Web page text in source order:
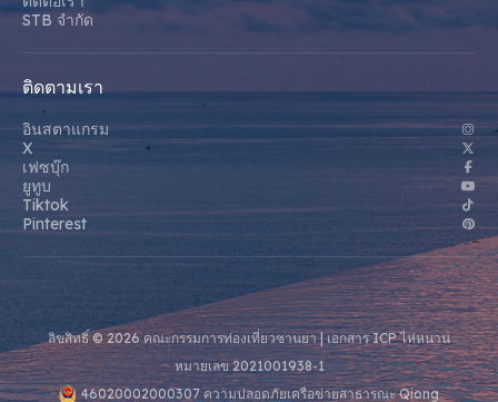
STB จํากัด
ติดตามเรา
อินสตาแกรม
X
เฟซบุ๊ก
ยูทูบ
Tiktok
Pinterest
ลิขสิทธิ์ © 2026 คณะกรรมการท่องเที่ยวซานยา |เอกสาร ICP ไห่หนาน
หมายเลข 2021001938-1
46020002000307 ความปลอดภัยเครือข่ายสาธารณะ Qiong